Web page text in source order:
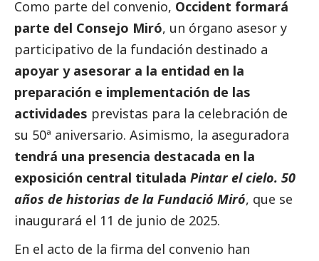
Como parte del convenio, Occident formará
parte del Consejo Miró, un órgano asesor y
participativo de la fundación destinado a
apoyar y asesorar a la entidad en la
preparación e implementación de las
actividades previstas para la celebración de
su 50ª aniversario. Asimismo, la aseguradora
tendrá una presencia destacada en la
exposición central titulada Pintar el cielo. 50
años de historias de la Fundació Miró, que se
inaugurará el 11 de junio de 2025.
En el acto de la firma del convenio han